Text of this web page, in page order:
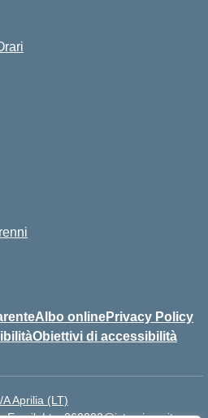
Albo onlinePrivacy Policy
Obiettivi di accessibilità
Aprilia (LT)